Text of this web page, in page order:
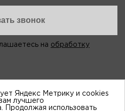
на обработку
Яндекс Метрику и cookies
лучшего
Продолжая использовать